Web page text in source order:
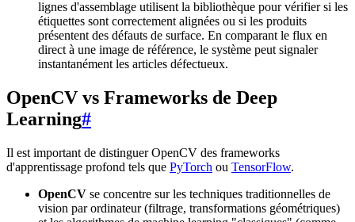
lignes d'assemblage utilisent la bibliothèque pour vérifier si les
étiquettes sont correctement alignées ou si les produits
présentent des défauts de surface. En comparant le flux en
direct à une image de référence, le système peut signaler
instantanément les articles défectueux.
OpenCV vs Frameworks de Deep
Learning#
Il est important de distinguer OpenCV des frameworks
d'apprentissage profond tels que PyTorch ou TensorFlow.
OpenCV se concentre sur les techniques traditionnelles de
vision par ordinateur (filtrage, transformations géométriques)